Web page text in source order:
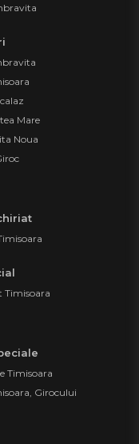
Mare
Noua
Timisoara
Timisoara
Girocului